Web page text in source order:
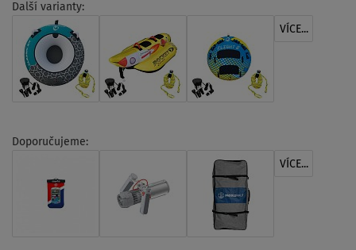
Další varianty:
VÍCE...
Doporučujeme:
VÍCE...